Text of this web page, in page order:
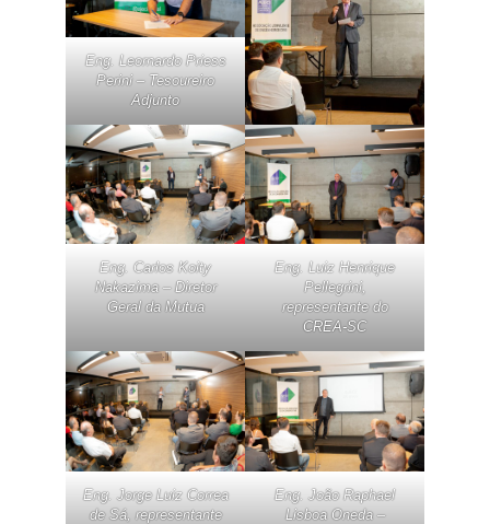
Eng. Leornardo Priess
Perini – Tesoureiro
Adjunto
Eng. Carlos Koity
Nakazima – Diretor
Geral da Mutua
Eng. Luiz Henrique
Pellegrini,
representante do
CREA-SC
Eng. Jorge Luiz Correa
de Sá, representante
Eng. João Raphael
Lisboa Oneda –